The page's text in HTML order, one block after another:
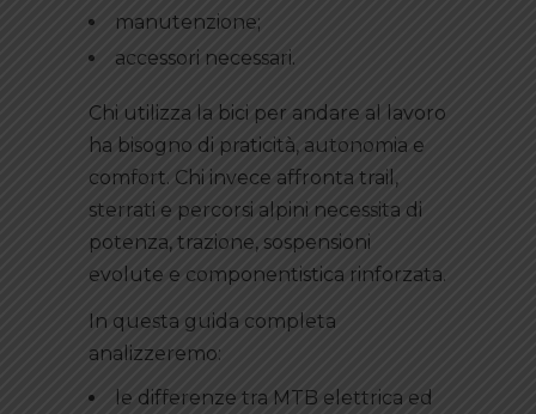
manutenzione;
accessori necessari.
Chi utilizza la bici per andare al lavoro
ha bisogno di praticità, autonomia e
comfort. Chi invece affronta trail,
sterrati e percorsi alpini necessita di
potenza, trazione, sospensioni
evolute e componentistica rinforzata.
In questa guida completa
analizzeremo:
le differenze tra MTB elettrica ed